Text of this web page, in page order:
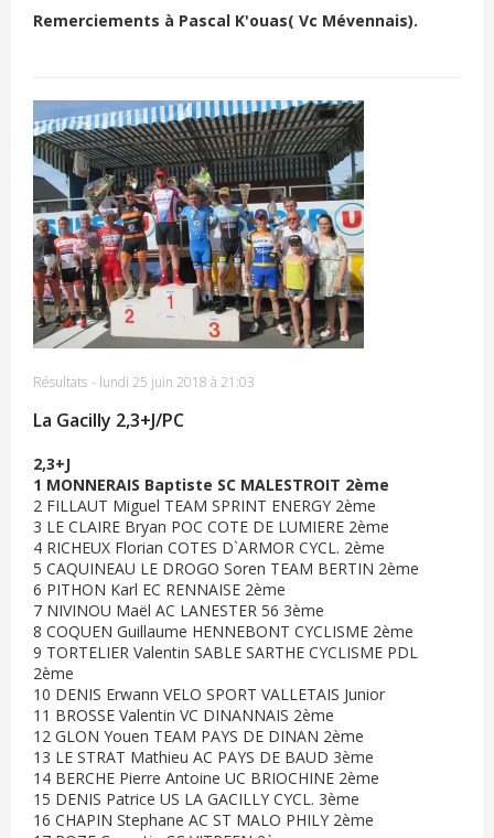
Remerciements à Pascal K'ouas( Vc Mévennais).
Résultats - lundi 25 juin 2018 à 21:03
La Gacilly 2,3+J/PC
2,3+J
1 MONNERAIS Baptiste SC MALESTROIT 2ème
2 FILLAUT Miguel TEAM SPRINT ENERGY 2ème
3 LE CLAIRE Bryan POC COTE DE LUMIERE 2ème
4 RICHEUX Florian COTES D`ARMOR CYCL. 2ème
5 CAQUINEAU LE DROGO Soren TEAM BERTIN 2ème
6 PITHON Karl EC RENNAISE 2ème
7 NIVINOU Maël AC LANESTER 56 3ème
8 COQUEN Guillaume HENNEBONT CYCLISME 2ème
9 TORTELIER Valentin SABLE SARTHE CYCLISME PDL
2ème
10 DENIS Erwann VELO SPORT VALLETAIS Junior
11 BROSSE Valentin VC DINANNAIS 2ème
12 GLON Youen TEAM PAYS DE DINAN 2ème
13 LE STRAT Mathieu AC PAYS DE BAUD 3ème
14 BERCHE Pierre Antoine UC BRIOCHINE 2ème
15 DENIS Patrice US LA GACILLY CYCL. 3ème
16 CHAPIN Stephane AC ST MALO PHILY 2ème